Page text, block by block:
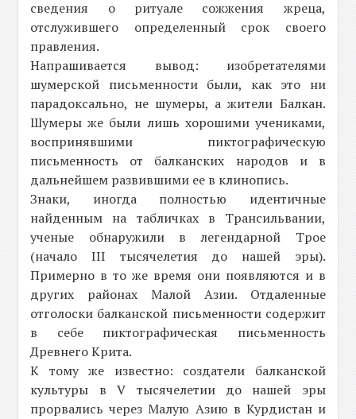
сведения о ритуале сожжения жреца,
отслужившего определенный срок своего
правления.
Напрашивается вывод: изобретателями
шумерской письменности были, как это ни
парадоксально, не шумеры, а жители Балкан.
Шумеры же были лишь хорошими учениками,
воспринявшими пиктографическую
письменность от балканских народов и в
дальнейшем развившими ее в клинопись.
Знаки, иногда полностью идентичные
найденным на табличках в Трансильвании,
ученые обнаружили в легендарной Трое
(начало III тысячелетия до нашей эры).
Примерно в то же время они появляются и в
других районах Малой Азии. Отдаленные
отголоски балканской письменности содержит
в себе пиктографическая письменность
Древнего Крита.
К тому же известно: создатели балканской
культуры в V тысячелетии до нашей эры
прорвались через Малую Азию в Курдистан и